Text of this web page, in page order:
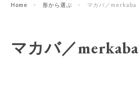
Home 形から選ぶ マカバ／merkaba
マカバ／merkaba